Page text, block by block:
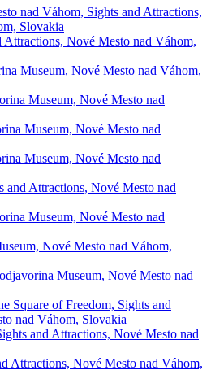
nad Váhom, Sights and Attractions,
Slovakia
Attractions, Nové Mesto nad Váhom,
Museum, Nové Mesto nad Váhom,
Museum, Nové Mesto nad
Museum, Nové Mesto nad
Museum, Nové Mesto nad
and Attractions, Nové Mesto nad
Museum, Nové Mesto nad
Nové Mesto nad Váhom,
Museum, Nové Mesto nad
Square of Freedom, Sights and
nad Váhom, Slovakia
and Attractions, Nové Mesto nad
Attractions, Nové Mesto nad Váhom,